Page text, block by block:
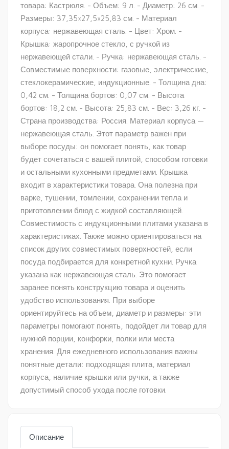
товара: Кастрюля. - Объем: 9 л. - Диаметр: 26 см. -
Размеры: 37,35×27,5×25,83 см. - Материал
корпуса: нержавеющая сталь. - Цвет: Хром. -
Крышка: жаропрочное стекло, с ручкой из
нержавеющей стали. - Ручка: нержавеющая сталь. -
Совместимые поверхности: газовые, электрические,
стеклокерамические, индукционные. - Толщина дна:
0,42 см. - Толщина бортов: 0,07 см. - Высота
бортов: 18,2 см. - Высота: 25,83 см. - Вес: 3,26 кг. -
Страна производства: Россия. Материал корпуса —
нержавеющая сталь. Этот параметр важен при
выборе посуды: он помогает понять, как товар
будет сочетаться с вашей плитой, способом готовки
и остальными кухонными предметами. Крышка
входит в характеристики товара. Она полезна при
варке, тушении, томлении, сохранении тепла и
приготовлении блюд с жидкой составляющей.
Совместимость с индукционными плитами указана в
характеристиках. Также можно ориентироваться на
список других совместимых поверхностей, если
посуда подбирается для конкретной кухни. Ручка
указана как нержавеющая сталь. Это помогает
заранее понять конструкцию товара и оценить
удобство использования. При выборе
ориентируйтесь на объем, диаметр и размеры: эти
параметры помогают понять, подойдет ли товар для
нужной порции, конфорки, полки или места
хранения. Для ежедневного использования важны
понятные детали: подходящая плита, материал
корпуса, наличие крышки или ручки, а также
допустимый способ ухода после готовки.
Описание